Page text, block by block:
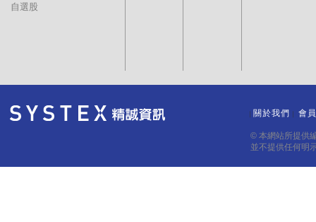
自選股
關於我們 會
© 本網站所提供
並不提供任何明